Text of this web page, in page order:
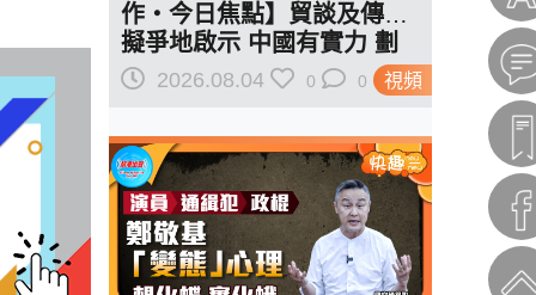
視頻
作‧今日焦點】貿談及傳美
擬爭地啟示 中國有實力 劃
紅線訂規則
2026.08.04 0 0